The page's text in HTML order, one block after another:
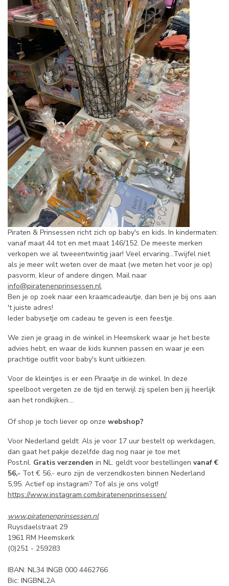
Piraten & Prinsessen richt zich op baby's en kids. In kindermaten:
vanaf maat 44 tot en met maat 146/152. De meeste merken
verkopen we al tweeentwintig jaar! Veel ervaring...Twijfel niet
als je meer wilt weten over de maat (we meten het voor je op)
pasvorm, kleur of andere dingen. Mail naar
info@piratenenprinsessen.nl.
Ben je op zoek naar een kraamcadeautje, dan ben je bij ons aan
't juiste adres!
Ieder babysetje om cadeau te geven is een feestje.
We zien je graag in de winkel in Heemskerk waar je het beste
advies hebt, en waar de kids kunnen passen en waar je een
prachtige outfit voor baby's kunt uitkiezen.
Voor de kleintjes is er een Piraatje in de winkel. In deze
speelboot vergeten ze de tijd en terwijl zij spelen ben jij heerlijk
aan het rondkijken....
Of shop je toch liever op onze webshop?
Voor Nederland geldt: Als je voor 17 uur bestelt op werkdagen,
dan gaat het pakje dezelfde dag nog naar je toe met
Post.nl. Gratis verzenden in NL. geldt voor bestellingen vanaf€
56,- Tot € 56,- euro zijn de verzendkosten binnen Nederland
5,95. Actief op instagram? Tof als je ons volgt!
https://www.instagram.com/piratenenprinsessen/
www.piratenenprinsessen.nl
Ruysdaelstraat 29
1961 RM Heemskerk
(0)251 - 259283
IBAN: NL34 INGB 000 4462766
Bic: INGBNL2A